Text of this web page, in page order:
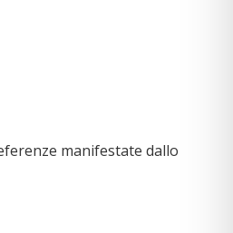
manifestate dallo